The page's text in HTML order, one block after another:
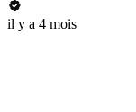
il y a 4 mois